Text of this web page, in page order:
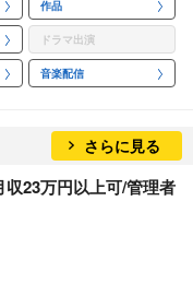
作品
ドラマ出演
音楽配信
さらに見る
23万円以上可/管理者